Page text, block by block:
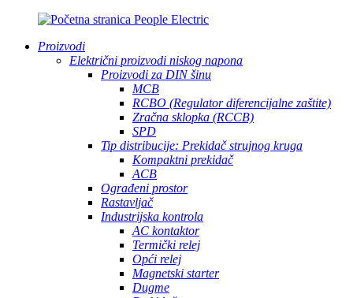
Proizvodi
Električni proizvodi niskog napona
Proizvodi za DIN šinu
MCB
RCBO (Regulator diferencijalne zaštite)
Zračna sklopka (RCCB)
SPD
Tip distribucije: Prekidač strujnog kruga
Kompaktni prekidač
ACB
Ograđeni prostor
Rastavljač
Industrijska kontrola
AC kontaktor
Termički relej
Opći relej
Magnetski starter
Dugme